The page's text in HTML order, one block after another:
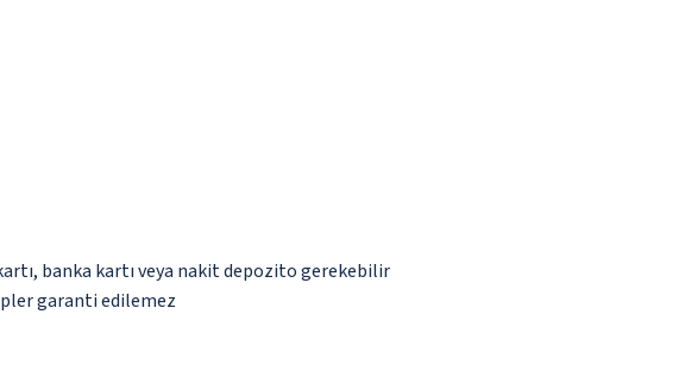
banka kartı veya nakit depozito gerekebilir
garanti edilemez